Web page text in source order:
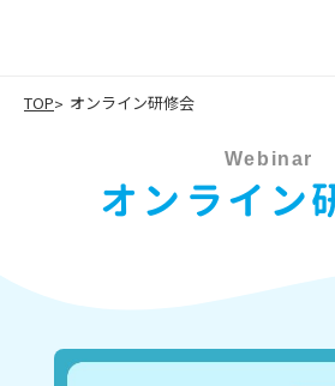
TOP オンライン研修会
Webinar
オンライン